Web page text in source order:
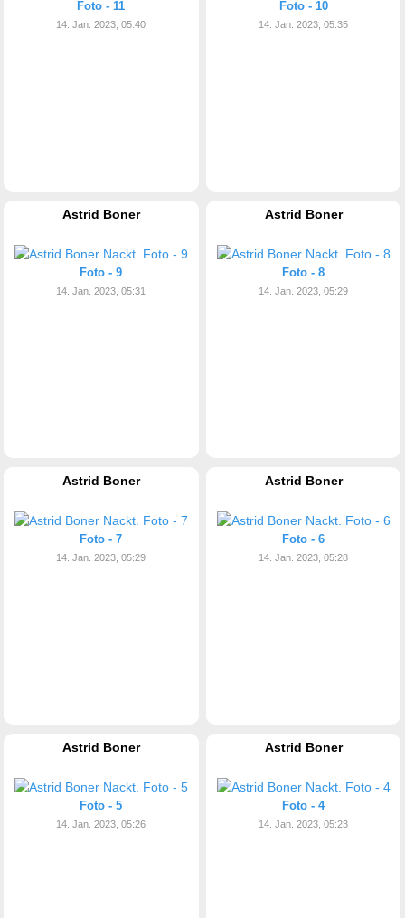
Foto - 11
14. Jan. 2023, 05:40
Foto - 10
14. Jan. 2023, 05:35
Astrid Boner
Foto - 9
14. Jan. 2023, 05:31
Astrid Boner
Foto - 8
14. Jan. 2023, 05:29
Astrid Boner
Foto - 7
14. Jan. 2023, 05:29
Astrid Boner
Foto - 6
14. Jan. 2023, 05:28
Astrid Boner
Foto - 5
14. Jan. 2023, 05:26
Astrid Boner
Foto - 4
14. Jan. 2023, 05:23